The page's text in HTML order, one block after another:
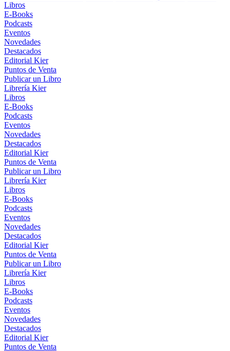
Libros
E-Books
Podcasts
Eventos
Novedades
Destacados
Editorial Kier
Puntos de Venta
Publicar un Libro
Librería Kier
Libros
E-Books
Podcasts
Eventos
Novedades
Destacados
Editorial Kier
Puntos de Venta
Publicar un Libro
Librería Kier
Libros
E-Books
Podcasts
Eventos
Novedades
Destacados
Editorial Kier
Puntos de Venta
Publicar un Libro
Librería Kier
Libros
E-Books
Podcasts
Eventos
Novedades
Destacados
Editorial Kier
Puntos de Venta